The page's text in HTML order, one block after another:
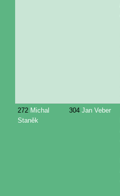
272 Michal
Staněk
304 Jan Veber